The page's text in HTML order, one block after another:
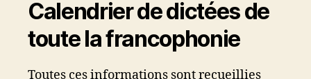
Calendrier de dictées de
toute la francophonie
Toutes ces informations sont recueillies